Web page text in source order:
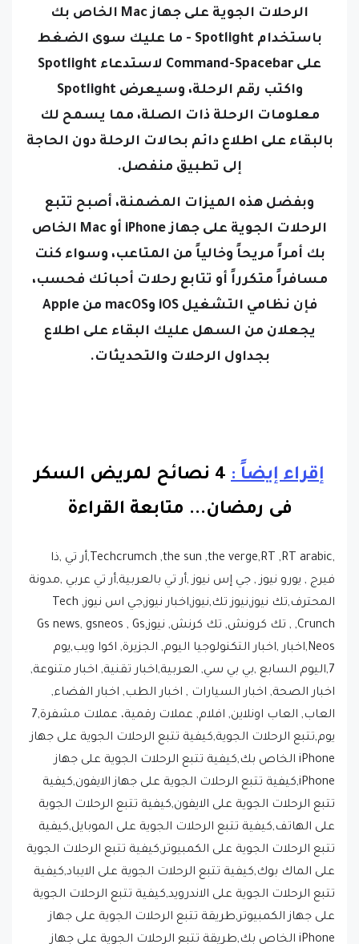
باستخدام Spotlight - ما عليك سوى الضغط
على Command-Spacebar لاستدعاء Spotlight
واكتب رقم الرحلة، وسيعرض Spotlight
معلومات الرحلة ذات الصلة، مما يسمح لك
بالبقاء على اطلاع دائم بحالات الرحلة دون الحاجة
إلى تطبيق منفصل.
وبفضل هذه الميزات المضمنة، أصبح تتبع
الرحلات الجوية على جهاز iPhone أو Mac الخاص
بك أمراً مريحاً وخالياً من المتاعب، وسواء كنت
مسافراً متكرراً أو تتابع رحلات أحبائك فحسب،
فإن نظامي التشغيل iOS وmacOS من Apple
يجعلان من السهل عليك البقاء على اطلاع
بجداول الرحلات والتحديثات.
فى رمضان... متابعة القراءة
فيرج , يورو نيوز , جي إس نيوز ,أر تي بالعربية,أر تي عربي ,مدونة
المحترف,تك نيوز,نيوز تك,نيوز,اخبار نيوز,جي اس نيوز, Tech
Crunch, , تك كرونش, تك كرنش, نيوز,Gs news, gsneos , Gs
Neos,اخبار ,اخبار التكنولوجيا اليوم, الجزيرة, اكوا ويب,يوم
7,اليوم السابع ,بي بي سي, العربية,اخبار تقنية, اخبار متنوعة,
اخبار الصحة, اخبار السيارات , اخبار الطب, اخبار الفضاء,
يوم,تتبع الرحلات الجوية,كيفية تتبع الرحلات الجوية على جهاز
iPhone الخاص بك,كيفية تتبع الرحلات الجوية على جهاز
iPhone,كيفية تتبع الرحلات الجوية على جهاز الايفون,كيفية
تتبع الرحلات الجوية على الايفون,كيفية تتبع الرحلات الجوية
على الهاتف,كيفية تتبع الرحلات الجوية على الموبايل,كيفية
تتبع الرحلات الجوية على الكمبيوتر,كيفية تتبع الرحلات الجوية
على الماك بوك,كيفية تتبع الرحلات الجوية على الايباد,كيفية
تتبع الرحلات الجوية على الاندرويد,كيفية تتبع الرحلات الجوية
على جهاز الكمبيوتر,طريقة تتبع الرحلات الجوية على جهاز
iPhone الخاص بك,طريقة تتبع الرحلات الجوية على جهاز
iPhone,طريقة تتبع الرحلات الجوية على جهاز الايفون,طريقة